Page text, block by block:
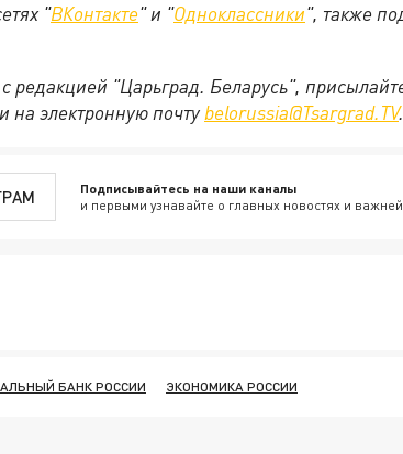
"ВКонтакте" и "Одноклассники", также
редакцией "Царьград. Беларусь",
на электронную почту belorussia@Tsargrad.TV.
Подписывайтесь на наши каналы
и первыми узнавайте о главных новостях и
БАНК РОССИИ ЭКОНОМИКА РОССИИ